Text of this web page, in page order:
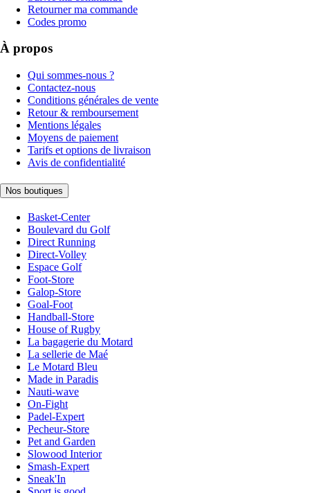
Retourner ma commande
Codes promo
À propos
Qui sommes-nous ?
Contactez-nous
Conditions générales de vente
Retour & remboursement
Mentions légales
Moyens de paiement
Tarifs et options de livraison
Avis de confidentialité
Nos boutiques
Basket-Center
Boulevard du Golf
Direct Running
Direct-Volley
Espace Golf
Foot-Store
Galop-Store
Goal-Foot
Handball-Store
House of Rugby
La bagagerie du Motard
La sellerie de Maé
Le Motard Bleu
Made in Paradis
Nauti-wave
On-Fight
Padel-Expert
Pecheur-Store
Pet and Garden
Slowood Interior
Smash-Expert
Sneak'In